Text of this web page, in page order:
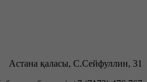
Астана қаласы, С.Сейфуллин, 31